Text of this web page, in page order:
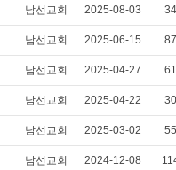
남선교회 2025-08-03 34
남선교회 2025-06-15 87
남선교회 2025-04-27 61
남선교회 2025-04-22 30
남선교회 2025-03-02 55
남선교회 2024-12-08